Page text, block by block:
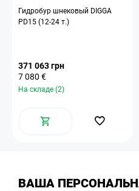
Гидробур шнековый DIGGA
PD15 (12-24 т.)
371 063 грн
7 080 €
На складе (2)
ВАША